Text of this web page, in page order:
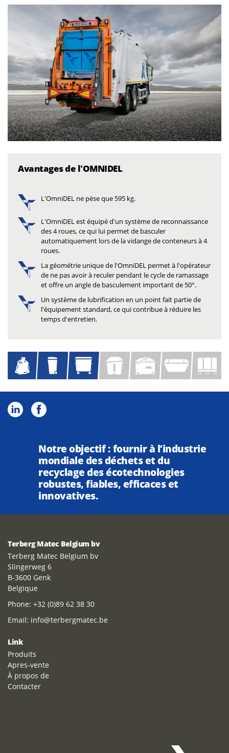
Avantages de l'OMNIDEL
L'OmniDEL ne pèse que 595 kg.
L'OmniDEL est équipé d'un système de reconnaissance
des 4 roues, ce qui lui permet de basculer
automatiquement lors de la vidange de conteneurs à 4
roues.
La géométrie unique de l'OmniDEL permet à l'opérateur
de ne pas avoir à reculer pendant le cycle de ramassage
et offre un angle de basculement important de 50°.
Un système de lubrification en un point fait partie de
l'équipement standard, ce qui contribue à réduire les
temps d'entretien.
Notre objectif : fournir à l’industrie
mondiale des déchets et du
recyclage des écotechnologies
robustes, fiables, efficaces et
innovatives.
Terberg Matec Belgium bv
Terberg Matec Belgium bv
Slingerweg 6
B-3600 Genk
Belgique
Phone: +32 (0)89 62 38 30
Email: info@terbergmatec.be
Link
Produits
Apres-vente
À propos de
Contacter